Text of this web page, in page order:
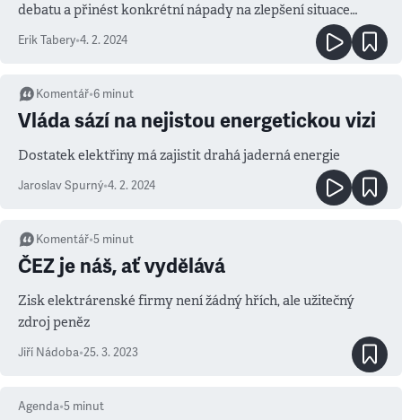
debatu a přinést konkrétní nápady na zlepšení situace
v Česku, mělo by to nejen dlouhodobější, ale i přínosnější
Erik Tabery•4. 2. 2024
Komentář•6 minut
Vláda sází na nejistou energetickou vizi
Dostatek elektřiny má zajistit drahá jaderná energie
Jaroslav Spurný•4. 2. 2024
Komentář•5 minut
ČEZ je náš, ať vydělává
Zisk elektrárenské firmy není žádný hřích, ale užitečný
zdroj peněz
Jiří Nádoba•25. 3. 2023
Agenda•5 minut